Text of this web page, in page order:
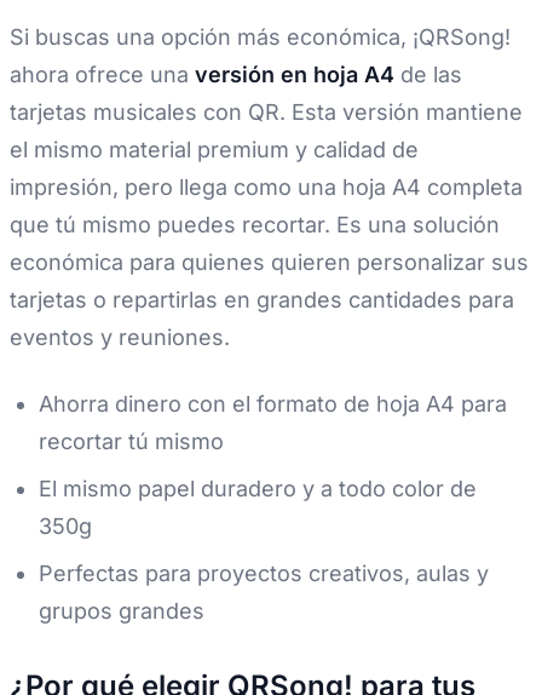
Si buscas una opción más económica, ¡QRSong!
ahora ofrece una versión en hoja A4 de las
tarjetas musicales con QR. Esta versión mantiene
el mismo material premium y calidad de
impresión, pero llega como una hoja A4 completa
que tú mismo puedes recortar. Es una solución
económica para quienes quieren personalizar sus
tarjetas o repartirlas en grandes cantidades para
eventos y reuniones.
Ahorra dinero con el formato de hoja A4 para
recortar tú mismo
El mismo papel duradero y a todo color de
350g
Perfectas para proyectos creativos, aulas y
grupos grandes
¿Por qué elegir QRSong! para tus